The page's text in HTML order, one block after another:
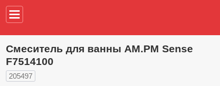
Смеситель для ванны AM.PM Sense
F7514100
205497